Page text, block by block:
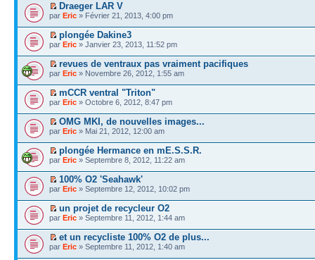
Draeger LAR V
par Eric » Février 21, 2013, 4:00 pm
plongée Dakine3
par Eric » Janvier 23, 2013, 11:52 pm
revues de ventraux pas vraiment pacifiques
par Eric » Novembre 26, 2012, 1:55 am
mCCR ventral "Triton"
par Eric » Octobre 6, 2012, 8:47 pm
OMG MKI, de nouvelles images...
par Eric » Mai 21, 2012, 12:00 am
plongée Hermance en mE.S.S.R.
par Eric » Septembre 8, 2012, 11:22 am
100% O2 'Seahawk'
par Eric » Septembre 12, 2012, 10:02 pm
un projet de recycleur O2
par Eric » Septembre 11, 2012, 1:44 am
et un recycliste 100% O2 de plus...
par Eric » Septembre 11, 2012, 1:40 am